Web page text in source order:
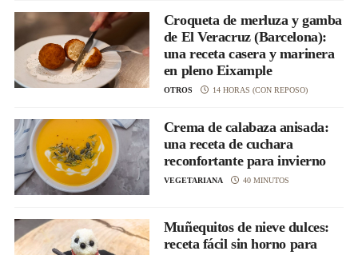
Croqueta de merluza y gamba
de El Veracruz (Barcelona):
una receta casera y marinera
en pleno Eixample
OTROS 14 HORAS (CON REPOSO)
Crema de calabaza anisada:
una receta de cuchara
reconfortante para invierno
VEGETARIANA 40 MINUTOS
Muñequitos de nieve dulces:
receta fácil sin horno para